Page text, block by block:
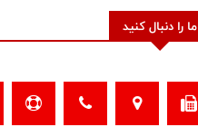
ما را دنبال کنید